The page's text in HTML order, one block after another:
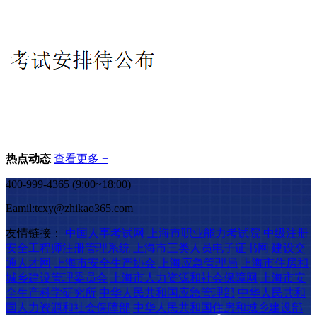
热点动态 查看更多 +
400-999-4365 (9:00~18:00)
Eamil:tcxy@zhikao365.com
友情链接： 中国人事考试网 上海市职业能力考试院 中级注册
安全工程师注册管理系统
上海市三类人员电子证书网 建设交
通人才网
上海市安全生产协会 上海应急管理局
上海市住房和
城乡建设管理委员会
上海市人力资源和社会保障网
上海市安
全生产科学研究所 中华人民共和国应急管理部 中华人民共和
国人力资源和社会保障部 中华人民共和国住房和城乡建设部